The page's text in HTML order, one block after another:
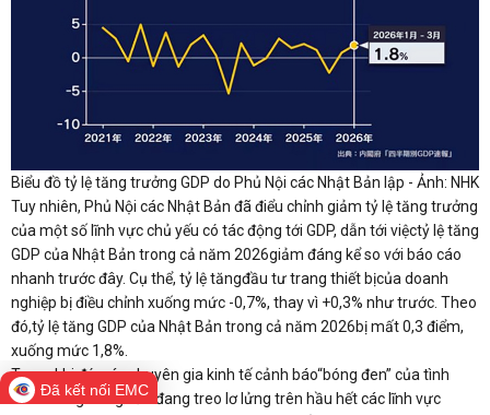
Biểu đồ tỷ lệ tăng trưởng GDP do Phủ Nội các Nhật Bản lập - Ảnh: NHK
Tuy nhiên, Phủ Nội các Nhật Bản đã điểu chỉnh giảm tỷ lệ tăng trưởng
của một số lĩnh vực chủ yếu có tác động tới GDP, dẫn tới việctỷ lệ tăng
GDP của Nhật Bản trong cả năm 2026giảm đáng kể so với báo cáo
nhanh trước đây. Cụ thể, tỷ lệ tăngđầu tư trang thiết bịcủa doanh
nghiệp bị điều chỉnh xuống mức -0,7%, thay vì +0,3% như trước. Theo
đó,tỷ lệ tăng GDP của Nhật Bản trong cả năm 2026bị mất 0,3 điểm,
xuống mức 1,8%.
Trong khi đó, các chuyên gia kinh tế cảnh báo“bóng đen” của tình
hình Trung Đông vẫn đang treo lơ lửng trên hầu hết các lĩnh vực
Đã kết nối EMC